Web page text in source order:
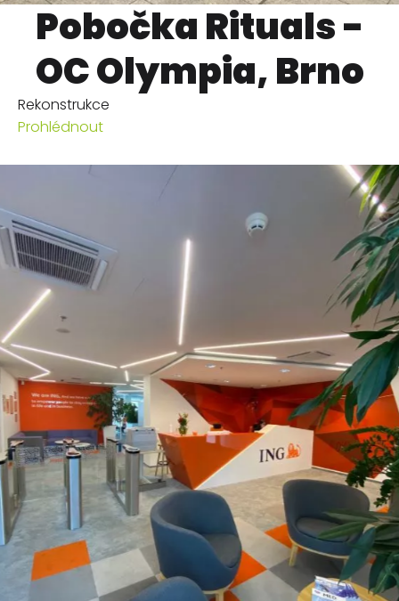
Pobočka Rituals -
OC Olympia, Brno
Rekonstrukce
Prohlédnout